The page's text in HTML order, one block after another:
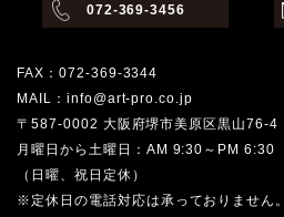
072-369-3456
FAX：072-369-3344
MAIL：info@art-pro.co.jp
〒587-0002 大阪府堺市美原区黒山76-4
月曜日から土曜日：AM 9:30～PM 6:30
（日曜、祝日定休）
※定休日の電話対応は承っておりません。